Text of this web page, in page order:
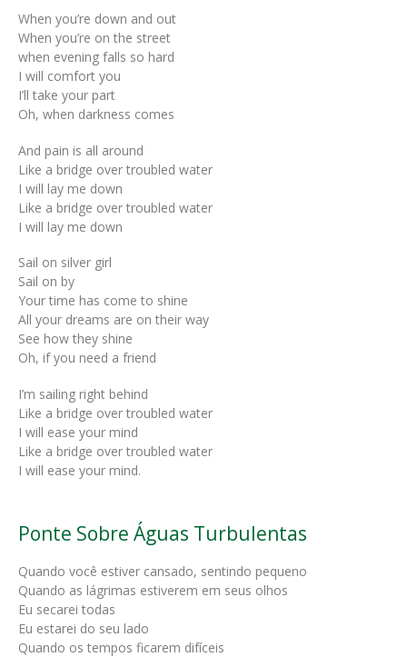
When you’re down and out
When you’re on the street
when evening falls so hard
I will comfort you
I’ll take your part
Oh, when darkness comes
And pain is all around
Like a bridge over troubled water
I will lay me down
Like a bridge over troubled water
I will lay me down
Sail on silver girl
Sail on by
Your time has come to shine
All your dreams are on their way
See how they shine
Oh, if you need a friend
I’m sailing right behind
Like a bridge over troubled water
I will ease your mind
Like a bridge over troubled water
I will ease your mind.
Ponte Sobre Águas Turbulentas
Quando você estiver cansado, sentindo pequeno
Quando as lágrimas estiverem em seus olhos
Eu secarei todas
Eu estarei do seu lado
Quando os tempos ficarem difíceis